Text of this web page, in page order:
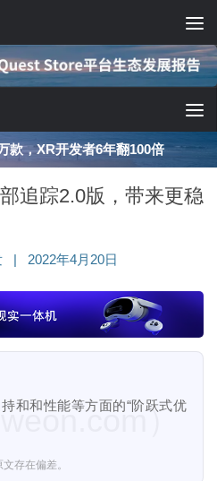
的现实困境与严峻出路
追踪2.0版，带来更稳
2022年4月20日
和和性能等方面的“阶跃式优
存在偏差。
）